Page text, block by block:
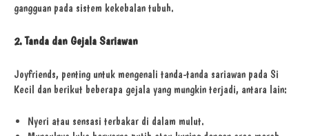
gangguan pada sistem kekebalan tubuh.
2. Tanda dan Gejala Sariawan
Joyfriends, penting untuk mengenali tanda-tanda sariawan pada Si
Kecil dan berikut beberapa gejala yang mungkin terjadi, antara lain:
Nyeri atau sensasi terbakar di dalam mulut.